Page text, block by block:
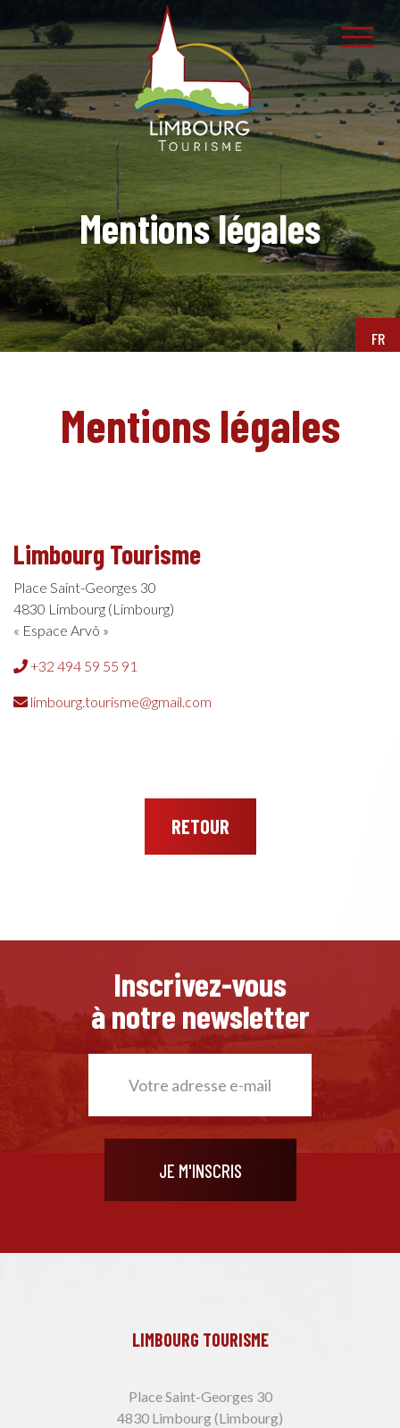
FR
Mentions légales
Mentions légales
Limbourg Tourisme
Place Saint-Georges 30
4830 Limbourg (Limbourg)
« Espace Arvô »
+32 494 59 55 91
limbourg.tourisme@gmail.com
RETOUR
Inscrivez-vous
à notre newsletter
LIMBOURG TOURISME
Place Saint-Georges 30
4830 Limbourg (Limbourg)